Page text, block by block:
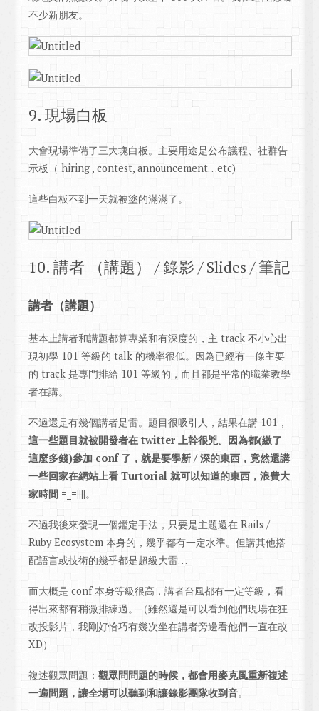
不少新朋友。
9. 現場白板
大會現場準備了三大塊白板。主要用途是公布議程、社群告
示板（ hiring , contest, announcement…etc)
這些白板不到一天就被塗的滿滿了。
10. 講者 （講題） / 錄影 / Slides / 筆記
講者（講題）
基本上講者和講題都算專業和有深度的，主 track 不小心出
現初學 101 等級的 talk 的機率很低。因為已經有一條主要
的 track 是專門排給 101 等級的，而且都是平常的職業教學
者在講。
不過還是有幾個講者是雷。題目很吸引人，結果在講 101，
這一些題目就被開發者在 twitter 上幹很兇。因為都(繳了
這麼多錢)參加 conf 了，就是要學新 / 深的東西，竟然還講
一些回家在網站上看 Turtorial 就可以知道的東西，浪費大
家時間 =_=||||。
不過我後來發現一個鑑定手法，只要是主題還在 Rails /
Ruby Ecosystem 本身的，幾乎都有一定水準。但講其他搭
配語言或技術的幾乎都是超級大雷…
而大概是 conf 本身等級很高，講者台風都有一定等級，看
得出來都有稍微排練過。（雖然還是可以看到他們現場在狂
改投影片，我剛好恰巧有幾次坐在講者旁邊看他們一直在改
XD）
複述觀眾問題： 觀眾問問題的時候，都會用麥克風重新複述
一遍問題，讓全場可以聽到和讓錄影團隊收到音。